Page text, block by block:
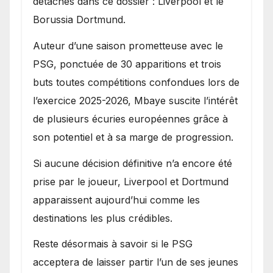
Borussia Dortmund.
Auteur d’une saison prometteuse avec le
PSG, ponctuée de 30 apparitions et trois
buts toutes compétitions confondues lors de
l’exercice 2025-2026, Mbaye suscite l’intérêt
de plusieurs écuries européennes grâce à
son potentiel et à sa marge de progression.
Si aucune décision définitive n’a encore été
prise par le joueur, Liverpool et Dortmund
apparaissent aujourd’hui comme les
destinations les plus crédibles.
Reste désormais à savoir si le PSG
acceptera de laisser partir l’un de ses jeunes